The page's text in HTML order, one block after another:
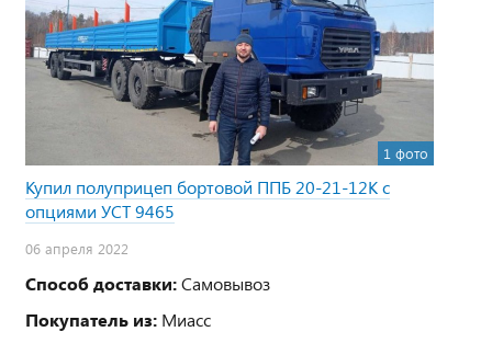
1 фото
Купил полуприцеп бортовой ППБ 20-21-12К с
опциями УСТ 9465
06 апреля 2022
Способ доставки:Самовывоз
Покупатель из: Миасс